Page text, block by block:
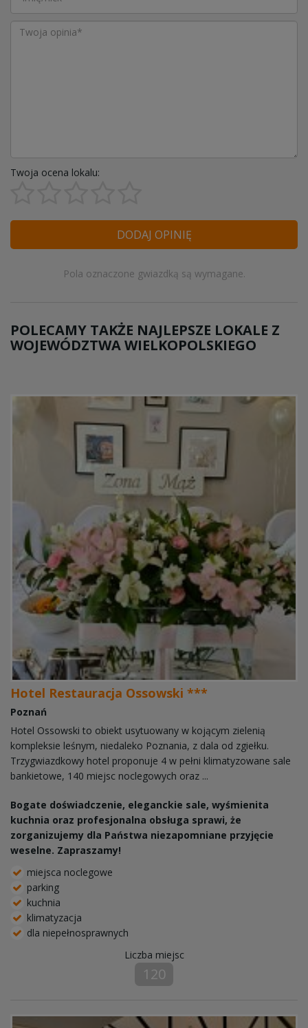
Twoja ocena lokalu:
DODAJ OPINIĘ
Pola oznaczone gwiazdką są wymagane.
POLECAMY TAKŻE NAJLEPSZE LOKALE Z
WOJEWÓDZTWA WIELKOPOLSKIEGO
Hotel Restauracja Ossowski ***
Poznań
Hotel Ossowski to obiekt usytuowany w kojącym zielenią
kompleksie leśnym, niedaleko Poznania, z dala od zgiełku.
Trzygwiazdkowy hotel proponuje 4 w pełni klimatyzowane sale
bankietowe, 140 miejsc noclegowych oraz ...
Bogate doświadczenie, eleganckie sale, wyśmienita
kuchnia oraz profesjonalna obsługa sprawi, że
zorganizujemy dla Państwa niezapomniane przyjęcie
weselne. Zapraszamy!
miejsca noclegowe
parking
kuchnia
klimatyzacja
dla niepełnosprawnych
Liczba miejsc
120